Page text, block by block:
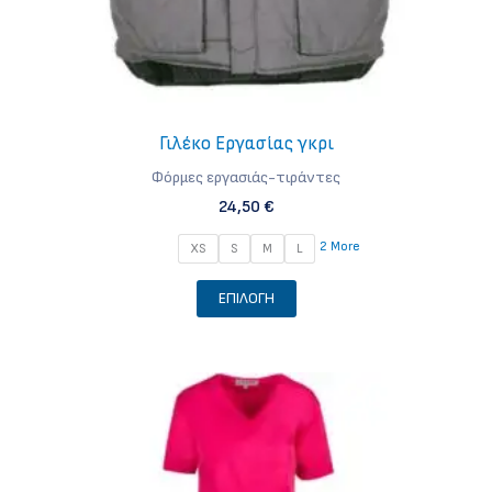
Γιλέκο Εργασίας γκρι
Φόρμες εργασιάς-τιράντες
24,50 €
XS S M L 2 More
ΕΠΙΛΟΓΉ
Αυτό
το
έχει
πολλαπλές
παραλλαγές.
Οι